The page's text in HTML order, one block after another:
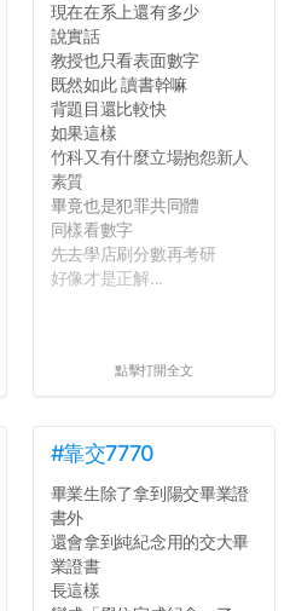
現在在系上還有多少
說實話
教授也只看表面數字
既然如此 讀書幹嘛
背題目還比較快
如果這樣
竹科又有什麼立場抱怨新人
素質
畢竟也是犯罪共同體
同樣看數字
先去學店刷分數再考研
好像才是正解...
點擊打開全文
#靠交7770
畢業生除了拿到陽交畢業證
書外
還會拿到純紀念用的交大畢
業證書
長這樣